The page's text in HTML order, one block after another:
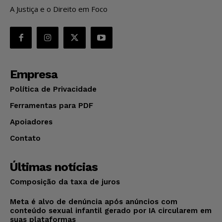
A Justiça e o Direito em Foco
Empresa
Política de Privacidade
Ferramentas para PDF
Apoiadores
Contato
Últimas notícias
Composição da taxa de juros
Meta é alvo de denúncia após anúncios com
conteúdo sexual infantil gerado por IA circularem em
suas plataformas